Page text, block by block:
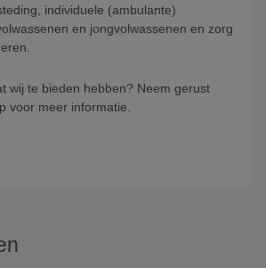
individuele (ambulante)
en jongvolwassenen en zorg
wij te bieden hebben? Neem gerust
voor meer informatie.